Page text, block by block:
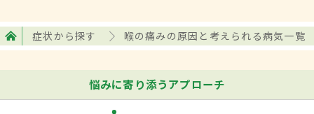
症状から探す 喉の痛みの原因と考えられる病気一覧
悩みに寄り添うアプローチ